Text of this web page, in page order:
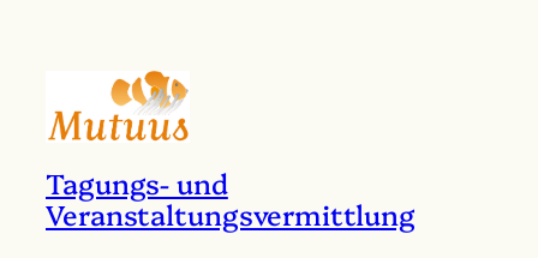
Tagungs- und
Veranstaltungsvermittlung